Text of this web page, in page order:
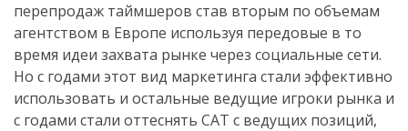
перепродаж таймшеров став вторым по объемам
агентством в Европе используя передовые в то
время идеи захвата рынке через социальные сети.
Но с годами этот вид маркетинга стали эффективно
использовать и остальные ведущие игроки рынка и
с годами стали оттеснять САТ с ведущих позиций,